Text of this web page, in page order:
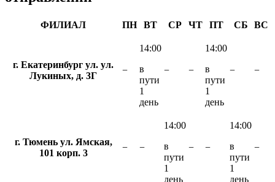
ФИЛИАЛ ПН ВТ СР ЧТ ПТ СБ ВС
г. Екатеринбург ул. ул.
Лукиных, д. 3Г
−
14:00
в
пути
1
день
− −
14:00
в
пути
1
день
− −
г. Тюмень ул. Ямская,
101 корп. 3
− −
14:00
в
пути
1
день
− −
14:00
в
пути
1
день
−